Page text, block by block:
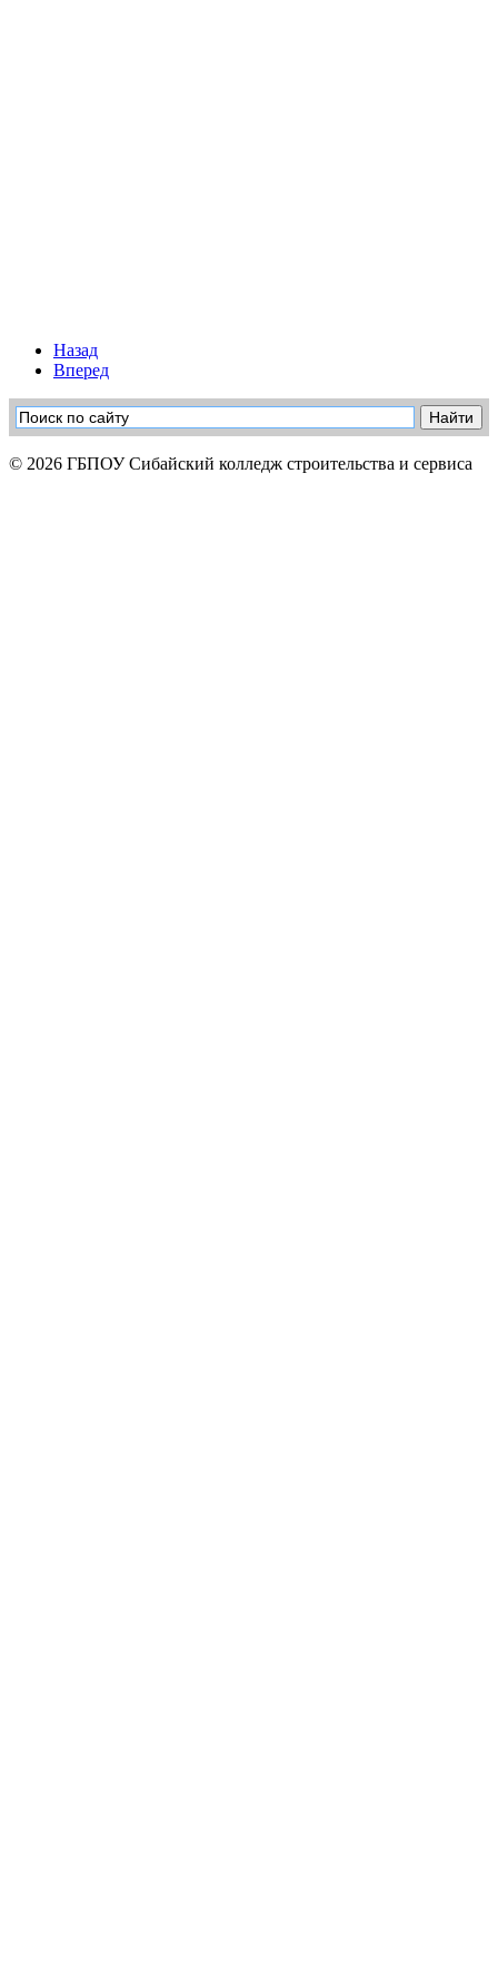
Назад
Вперед
© 2026 ГБПОУ Сибайский колледж строительства и сервиса